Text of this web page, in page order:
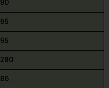
90
95
95
280
86